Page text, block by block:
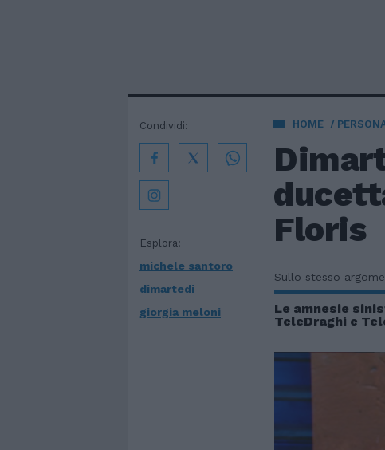
HOME
Floris
Esplora:
michele santoro
dimartedi
giorgia meloni
Condividi:
Sullo stesso
Le amnesie
TeleDraghi e